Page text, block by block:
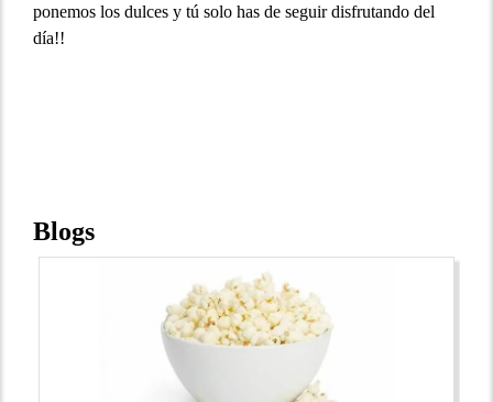
ponemos los dulces y tú solo has de seguir disfrutando del
día!!
Blogs